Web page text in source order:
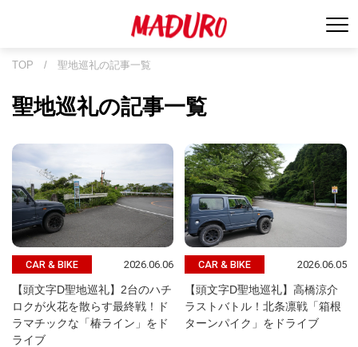
TOP / 聖地巡礼の記事一覧
聖地巡礼の記事一覧
CAR & BIKE 2026.06.06
【頭文字D聖地巡礼】2台のハチ
ロクが火花を散らす最終戦！ド
ラマチックな「椿ライン」をド
ライブ
CAR & BIKE 2026.06.05
【頭文字D聖地巡礼】高橋涼介
ラストバトル！北条凛戦「箱根
ターンパイク」をドライブ